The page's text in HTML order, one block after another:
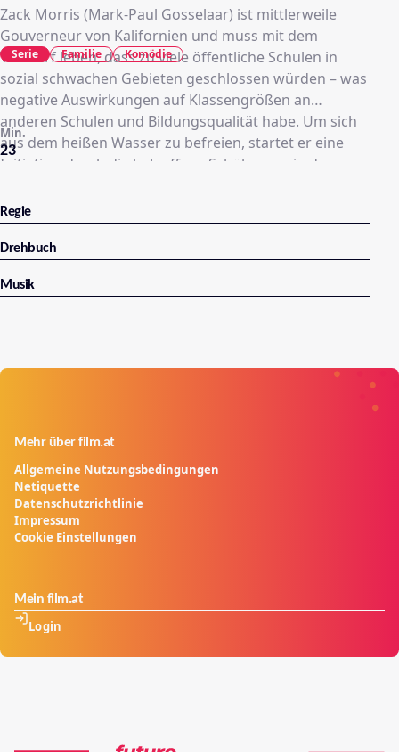
Zack Morris (Mark-Paul Gosselaar) ist mittlerweile
Gouverneur von Kalifornien und muss mit dem
Vorwurf leben, dass zu viele öffentliche Schulen in
sozial schwachen Gebieten geschlossen würden – was
negative Auswirkungen auf Klassengrößen an
anderen Schulen und Bildungsqualität habe. Um sich
aus dem heißen Wasser zu befreien, startet er eine
Initiative, durch die betroffene Schüler nun in den
werden sollen – auch auf der Bayside High. Dort ist
unter anderem Zacks eigener Sohn Schüler: Mac
Morris (Mitchell Hoog, „Harriet“). Der wird als
ist er auch ziemlich verwöhnt. Eine weitere zentrale
wird.
23
Min.
Serie Familie Komödie
Regie
Drehbuch
Musik
Mehr über film.at
Allgemeine Nutzungsbedingungen
Netiquette
Datenschutzrichtlinie
Impressum
Cookie Einstellungen
Mein film.at
Login